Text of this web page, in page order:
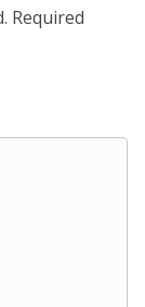
Required